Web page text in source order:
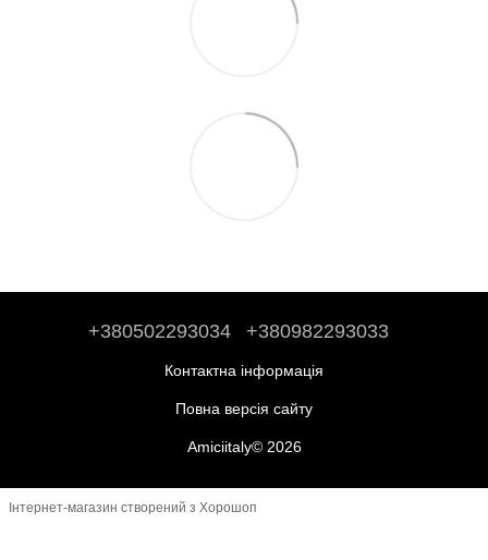
+380502293034 +380982293033
Контактна інформація
Повна версія сайту
Amiciitaly© 2026
Інтернет-магазин створений з Хорошоп